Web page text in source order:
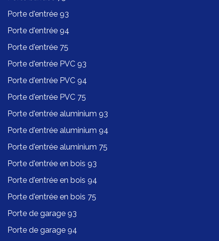
Porte d'entrée 93
Porte d'entrée 94
Porte d'entrée 75
Porte d'entrée PVC 93
Porte d'entrée PVC 94
Porte d'entrée PVC 75
Porte d'entrée aluminium 93
Porte d'entrée aluminium 94
Porte d'entrée aluminium 75
Porte d'entrée en bois 93
Porte d'entrée en bois 94
Porte d'entrée en bois 75
Porte de garage 93
Porte de garage 94